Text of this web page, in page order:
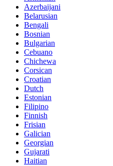
Azerbaijani
Belarusian
Bengali
Bosnian
Bulgarian
Cebuano
Chichewa
Corsican
Croatian
Dutch
Estonian
Filipino
Finnish
Frisian
Galician
Georgian
Gujarati
Haitian